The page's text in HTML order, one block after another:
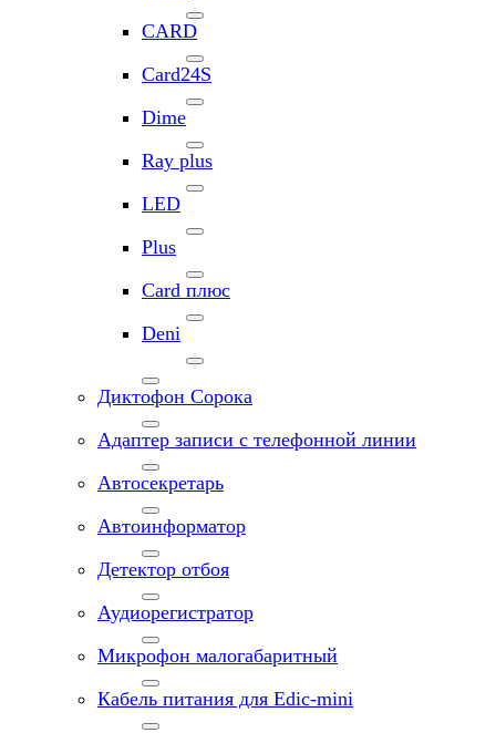
CARD
Card24S
Dime
Ray plus
LED
Plus
Card плюс
Deni
Диктофон Сорока
Адаптер записи с телефонной линии
Автосекретарь
Автоинформатор
Детектор отбоя
Аудиорегистратор
Микрофон малогабаритный
Кабель питания для Edic-mini